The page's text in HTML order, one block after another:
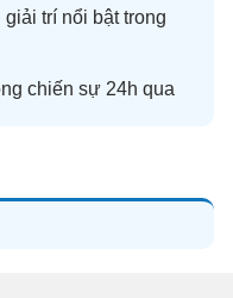
giải trí nổi bật trong
chiến sự 24h qua